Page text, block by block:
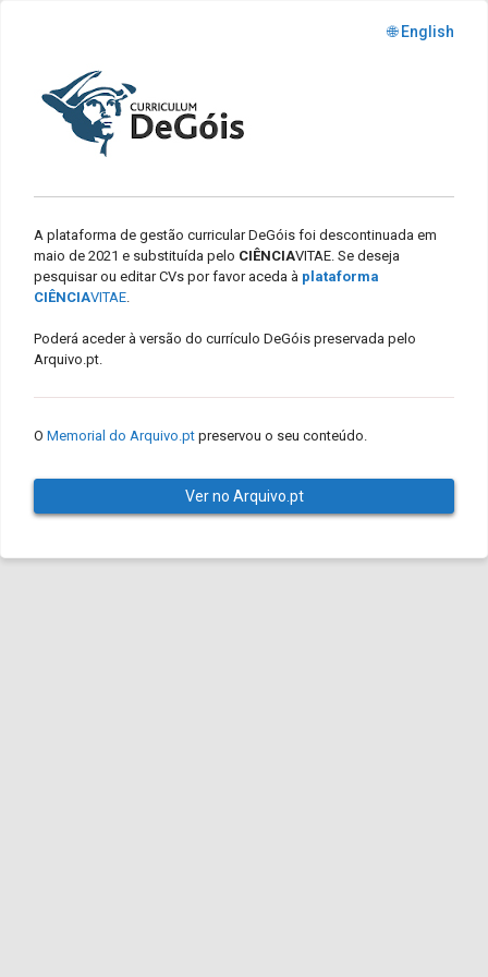
🌐 English
A plataforma de gestão curricular DeGóis foi descontinuada em
maio de 2021 e substituída pelo CIÊNCIAVITAE. Se deseja
pesquisar ou editar CVs por favor aceda à plataforma
CIÊNCIAVITAE.
Poderá aceder à versão do currículo DeGóis preservada pelo
Arquivo.pt.
O Memorial do Arquivo.pt preservou o seu conteúdo.
Ver no Arquivo.pt